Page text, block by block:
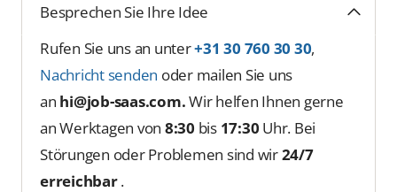
Besprechen Sie Ihre Idee
Rufen Sie uns an unter+31 30 760 30 30,
Nachricht senden oder mailen Sie uns
an hi@job-saas.com.Wir helfen Ihnen gerne
an Werktagen von 8:30 bis 17:30 Uhr. Bei
Störungen oder Problemen sind wir24/7
erreichbar.